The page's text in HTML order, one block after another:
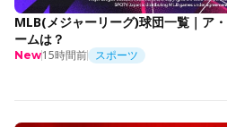
MLB(メジャーリーグ)球団一覧｜ア
ームは？
New15時間前 スポーツ